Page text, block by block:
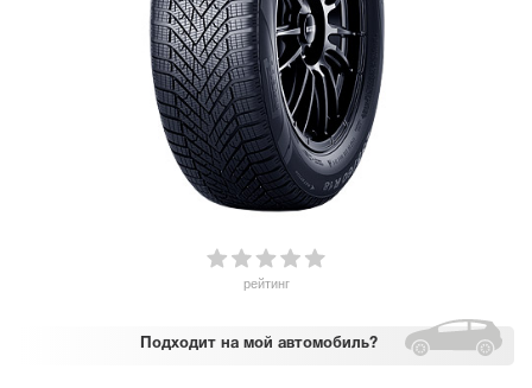
рейтинг
Подходит на мой автомобиль?